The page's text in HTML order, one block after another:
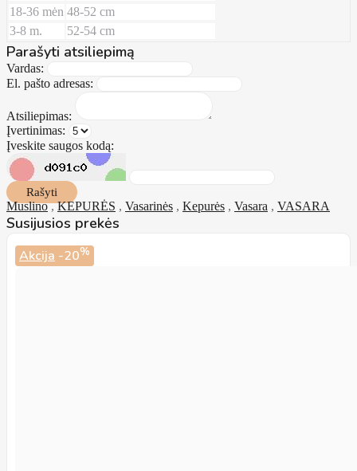
18-36 mėn 48-52 cm
3-8 m.
52-54 cm
Parašyti atsiliepimą
Vardas:
El. pašto adresas:
Atsiliepimas:
Įvertinimas:
Įveskite saugos kodą:
Rašyti
Muslino,KEPURĖS , Vasarinės , Kepurės , Vasara , VASARA
Susijusios prekės
Akcija -20%